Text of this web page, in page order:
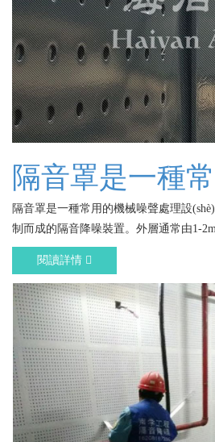
隔音罩是一種
隔音罩是一種常用的機械噪聲處理設
制而成的隔音降噪裝置。外層通常由
閱讀詳情